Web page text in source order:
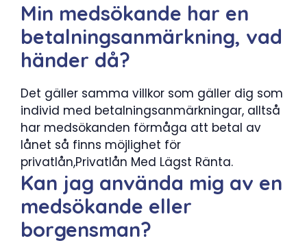
Min medsökande har en
betalningsanmärkning, vad
händer då?
Det gäller samma villkor som gäller dig som
individ med betalningsanmärkningar, alltså
har medsökanden förmåga att betal av
lånet så finns möjlighet för
privatlån,Privatlån Med Lägst Ränta.
Kan jag använda mig av en
medsökande eller
borgensman?